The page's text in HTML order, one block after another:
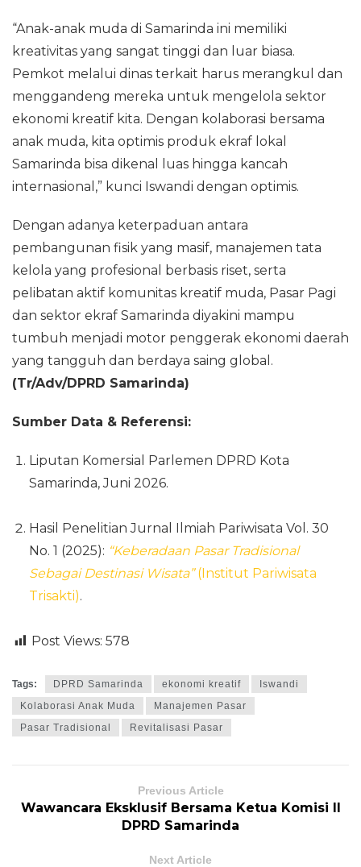
“Anak-anak muda di Samarinda ini memiliki
kreativitas yang sangat tinggi dan luar biasa.
Pemkot melalui dinas terkait harus merangkul dan
menggandeng mereka untuk mengelola sektor
ekonomi kreatif kita. Dengan kolaborasi bersama
anak muda, kita optimis produk ekraf lokal
Samarinda bisa dikenal luas hingga kancah
internasional,” kunci Iswandi dengan optimis.
Dengan adanya keterpaduan antara
pembangunan fisik yang masif, manajemen tata
kelola yang profesional berbasis riset, serta
pelibatan aktif komunitas kreatif muda, Pasar Pagi
dan sektor ekraf Samarinda diyakini mampu
tumbuh menjadi motor penggerak ekonomi daerah
yang tangguh dan berdaya saing global.
(Tr/Adv/DPRD Samarinda)
Sumber Data & Referensi:
Liputan Komersial Parlemen DPRD Kota
Samarinda, Juni 2026.
Hasil Penelitian Jurnal Ilmiah Pariwisata Vol. 30
No. 1 (2025): “Keberadaan Pasar Tradisional
Sebagai Destinasi Wisata”(Institut Pariwisata
Trisakti).
Post Views: 578
Tags: DPRD Samarinda ekonomi kreatif
Iswandi
Kolaborasi Anak Muda
Manajemen Pasar
Pasar Tradisional
Revitalisasi Pasar
Previous Article
Wawancara Eksklusif Bersama Ketua Komisi II
DPRD Samarinda
Next Article